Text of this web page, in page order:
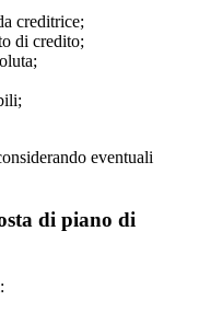
creditrice;
di credito;
eventuali
di piano di